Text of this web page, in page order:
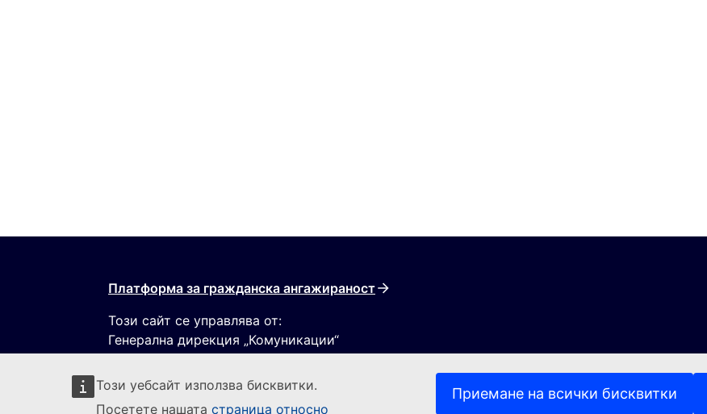
Този уебсайт използва бисквитки.
Посетете нашата страница относно
Приемане на всички бисквитки
Платформа за гражданска ангажираност
Този сайт се управлява от:
Генерална дирекция „Комуникации“